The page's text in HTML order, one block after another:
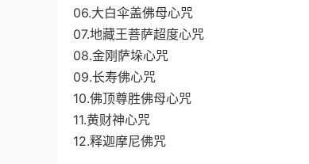
06.大白伞盖佛母心咒
07.地藏王菩萨超度心咒
08.金刚萨垛心咒
09.长寿佛心咒
10.佛顶尊胜佛母心咒
11.黄财神心咒
12.释迦摩尼佛咒